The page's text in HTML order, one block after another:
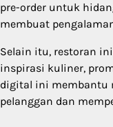
pre-order untuk
membuat
Selain itu, restoran
inspirasi kuliner,
digital ini membantu
pelanggan dan